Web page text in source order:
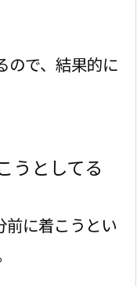
ので、結果的に
うとしてる
前に着こうとい